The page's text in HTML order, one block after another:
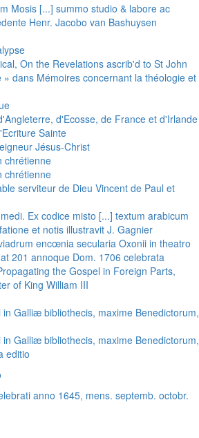
Mosis [...] summo studio & labore ac
Henr. Jacobo van Bashuysen
On the Revelations ascrib'd to St John
dans Mémoires concernant la théologie et
d'Ecosse, de France et d'Irlande
Sainte
Jésus-Christ
chrétienne
chrétienne
serviteur de Dieu Vincent de Paul et
Ex codice misto [...] textum arabicum
et notis illustravit J. Gagnier
encœnia secularia Oxonii in theatro
201 annoque Dom. 1706 celebrata
the Gospel in Foreign Parts,
of King William III
Galliæ bibliothecis, maxime Benedictorum,
Galliæ bibliothecis, maxime Benedictorum,
editio
anno 1645, mens. septemb. octobr.